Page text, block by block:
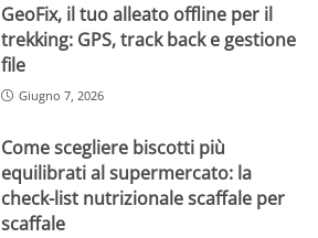
GeoFix, il tuo alleato offline per il
trekking: GPS, track back e gestione
file
Giugno 7, 2026
Come scegliere biscotti più
equilibrati al supermercato: la
check-list nutrizionale scaffale per
scaffale